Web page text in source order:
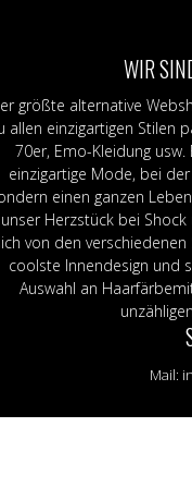
Nieten
Taschen &
Stecknadeln
WIR
größte alternative
allen einzigartigen Stilen
70er, Emo-Kleidung
einzigartige Mode, bei
einen ganzen
unser Herzstück bei
von den
coolste Innendesign und
Auswahl an
Mail: